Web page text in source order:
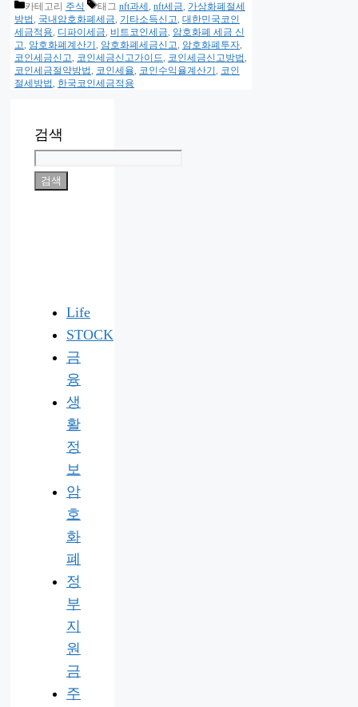
카테고리 주식 태그 nft과세 , nft세금, 가상화폐절세
방법, 국내암호화폐세금, 기타소득신고, 대한민국코인
세금적용, 디파이세금, 비트코인세금, 암호화폐 세금 신
고, 암호화폐계산기 , 암호화폐세금신고, 암호화폐투자,
코인세금신고, 코인세금신고가이드, 코인세금신고방법,
코인세금절약방법, 코인세율, 코인수익율계산기 , 코인
절세방법, 한국코인세금적용
검색
검색
Life
STOCK
금
융
생
활
정
보
암
호
화
폐
정
부
지
원
금
주